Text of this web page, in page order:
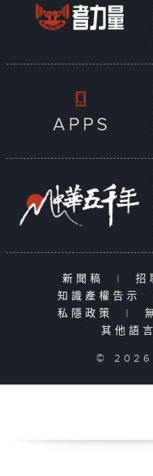
新聞稿 | 招
知識產權告示
私隱政策
|
其他語
©